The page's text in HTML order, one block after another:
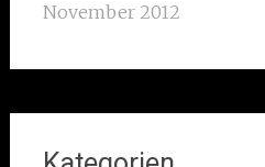
November 2012